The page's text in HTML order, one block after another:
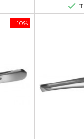

−10%